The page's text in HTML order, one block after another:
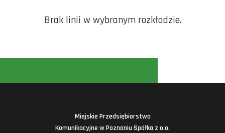
Brak linii w wybranym rozkładzie.
Miejskie Przedsiębiorstwo
Komunikacyjne w Poznaniu Spółka z o.o.